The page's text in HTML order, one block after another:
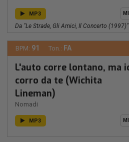
MP3
Da "Le Strade, Gli Amici, Il Concerto
BPM: 91 Ton.: FA
L'auto corre lontano, ma
corro da te (Wichita
Lineman)
Nomadi
MP3